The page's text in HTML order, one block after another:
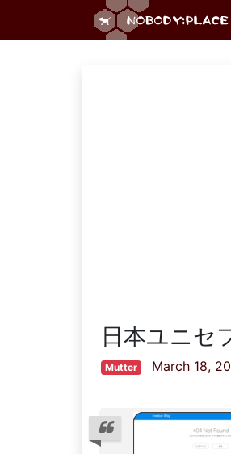
日本ユニセ
Mutter March 18,